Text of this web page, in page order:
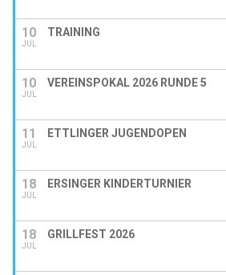
10
JUL
TRAINING
10
JUL
VEREINSPOKAL 2026 RUNDE 5
11
JUL
ETTLINGER JUGENDOPEN
18
JUL
ERSINGER KINDERTURNIER
18
JUL
GRILLFEST 2026